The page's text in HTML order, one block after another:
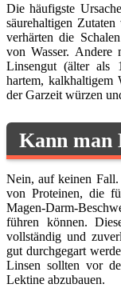
Die häufigste
säurehaltigen
verhärten die
von Wasser. Andere
Linsengut (älter als
hartem, kalkhaltigem
der Garzeit würzen
Kann man
Nein, auf keinen
von Proteinen, die
Magen-Darm-
führen können.
vollständig und
gut durchgegart
Linsen sollten vor
Lektine abzubauen.